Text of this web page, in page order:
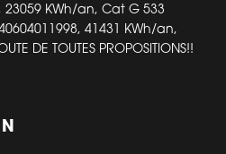
23059 KWh/an, Cat G 533
41431 KWh/an,
DE TOUTES PROPOSITIONS!!